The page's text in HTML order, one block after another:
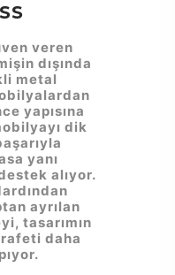
veren
dışında
metal
yapısına
dik
yanı
alıyor.
ayrılan
tasarımın
daha